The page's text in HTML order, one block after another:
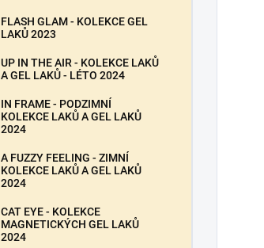
FLASH GLAM - KOLEKCE GEL
LAKŮ 2023
UP IN THE AIR - KOLEKCE LAKŮ
A GEL LAKŮ - LÉTO 2024
IN FRAME - PODZIMNÍ
KOLEKCE LAKŮ A GEL LAKŮ
2024
A FUZZY FEELING - ZIMNÍ
KOLEKCE LAKŮ A GEL LAKŮ
2024
CAT EYE - KOLEKCE
MAGNETICKÝCH GEL LAKŮ
2024